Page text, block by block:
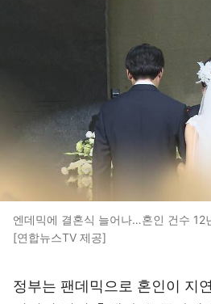
엔데믹에 결혼식 늘어나…혼인 건수 12
[연합뉴스TV 제공]
정부는 팬데믹으로 혼인이 지